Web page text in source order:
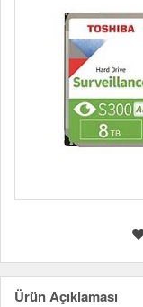
Ürün Açıklaması